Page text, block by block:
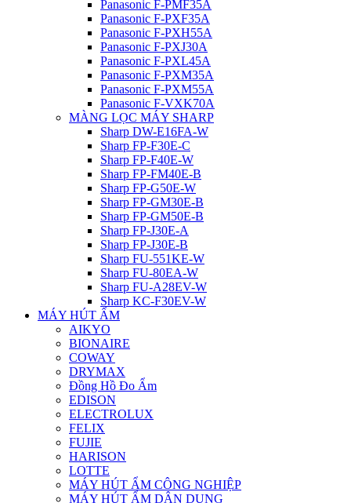
Panasonic F-PMF35A
Panasonic F-PXF35A
Panasonic F-PXH55A
Panasonic F-PXJ30A
Panasonic F-PXL45A
Panasonic F-PXM35A
Panasonic F-PXM55A
Panasonic F-VXK70A
MÀNG LỌC MÁY SHARP
Sharp DW-E16FA-W
Sharp FP-F30E-C
Sharp FP-F40E-W
Sharp FP-FM40E-B
Sharp FP-G50E-W
Sharp FP-GM30E-B
Sharp FP-GM50E-B
Sharp FP-J30E-A
Sharp FP-J30E-B
Sharp FU-551KE-W
Sharp FU-80EA-W
Sharp FU-A28EV-W
Sharp KC-F30EV-W
MÁY HÚT ẨM
AIKYO
BIONAIRE
COWAY
DRYMAX
Đồng Hồ Đo Ẩm
EDISON
ELECTROLUX
FELIX
FUJIE
HARISON
LOTTE
MÁY HÚT ẨM CÔNG NGHIỆP
MÁY HÚT ẨM DÂN DỤNG